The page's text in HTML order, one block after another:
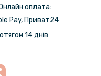
оплата:
Pay, Приват24
14 днів